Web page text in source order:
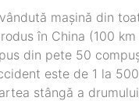
mașină din
în China (100
din pete 50
este de 1 la
stângă a drumului